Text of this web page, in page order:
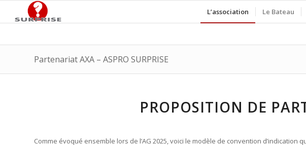
L’association Le Bateau
Partenariat AXA – ASPRO SURPRISE
PROPOSITION DE
Comme évoqué ensemble lors de l’AG 2025, voici le modèle de convention